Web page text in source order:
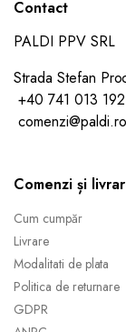
Contact
PALDI PPV SRL
Strada Stefan
+40 741 013 192
comenzi@paldi.ro
Comenzi și
Cum cumpăr
Livrare
Modalitati de plata
Politica de returnare
GDPR